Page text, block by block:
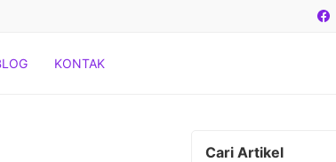
KONTAK
Cari Artikel